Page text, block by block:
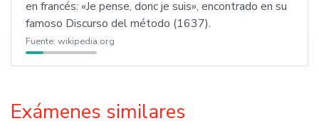
en francés: «Je pense, donc je suis», encontrado en su
famoso Discurso del método (1637).
Fuente: wikipedia.org
Exámenes similares